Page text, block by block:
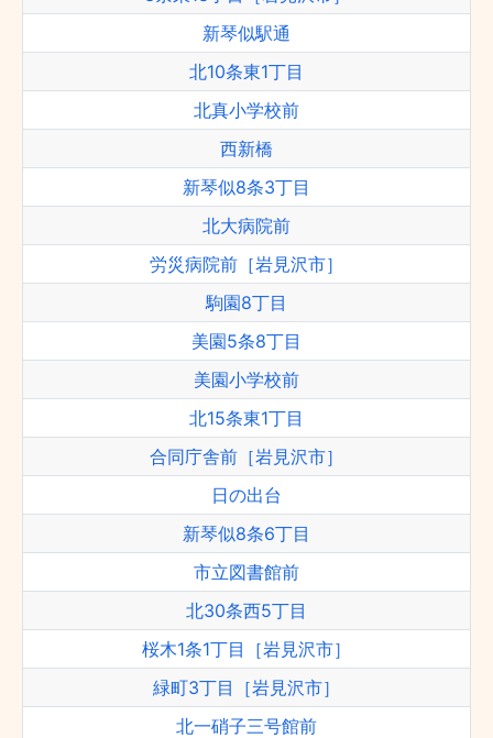
新琴似駅通
北10条東1丁目
北真小学校前
西新橋
新琴似8条3丁目
北大病院前
労災病院前［岩見沢市］
駒園8丁目
美園5条8丁目
美園小学校前
北15条東1丁目
合同庁舎前［岩見沢市］
日の出台
新琴似8条6丁目
市立図書館前
北30条西5丁目
桜木1条1丁目［岩見沢市］
緑町3丁目［岩見沢市］
北一硝子三号館前